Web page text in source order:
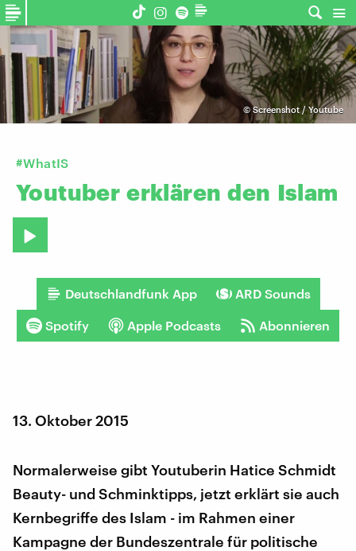
© Screenshot / Youtube
#WhatIS
Youtuber erklären den Islam
Deutschlandfunk App ARD Sounds
Spotify Apple Podcasts Abonnieren
13. Oktober 2015
Normalerweise gibt Youtuberin Hatice Schmidt
Beauty- und Schminktipps, jetzt erklärt sie auch
Kernbegriffe des Islam - im Rahmen einer
Kampagne der Bundeszentrale für politische